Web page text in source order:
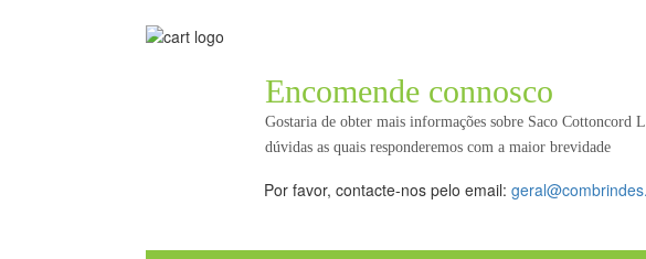
Encomende connosco
Gostaria de obter mais informações sobre Saco Cottoncord
dúvidas as quais responderemos com a maior brevidade
Por favor, contacte-nos pelo email: